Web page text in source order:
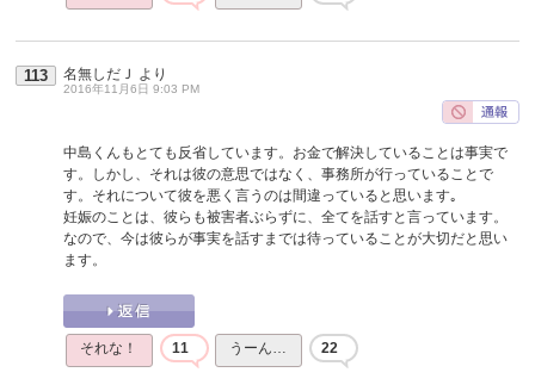
113 名無しだＪ より
2016年11月6日 9:03 PM
中島くんもとても反省しています。お金で解決していることは事実で
す。しかし、それは彼の意思ではなく、事務所が行っていることで
す。それについて彼を悪く言うのは間違っていると思います｡
妊娠のことは、彼らも被害者ぶらずに、全てを話すと言っています。
なので、今は彼らが事実を話すまでは待っていることが大切だと思い
ます。
それな！ 11 うーん… 22